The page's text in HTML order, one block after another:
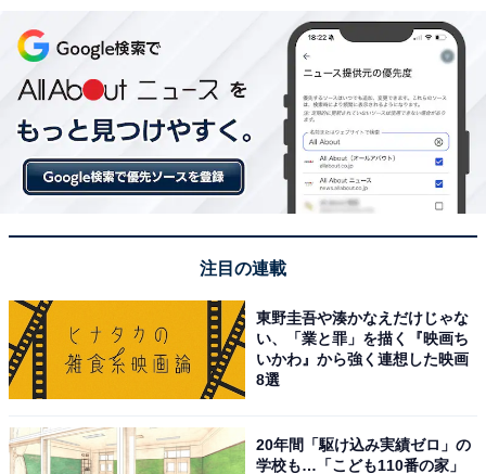
注目の連載
東野圭吾や湊かなえだけじゃな
い、「業と罪」を描く『映画ち
いかわ』から強く連想した映画
8選
20年間「駆け込み実績ゼロ」の
学校も…「こども110番の家」